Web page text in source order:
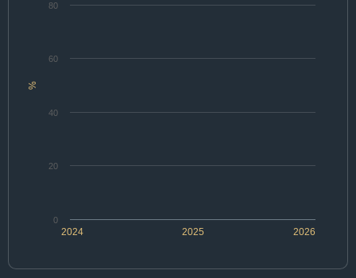
%
2024 2025 2026
0
20
40
60
80